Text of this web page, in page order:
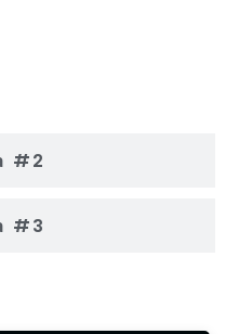
#2
#3